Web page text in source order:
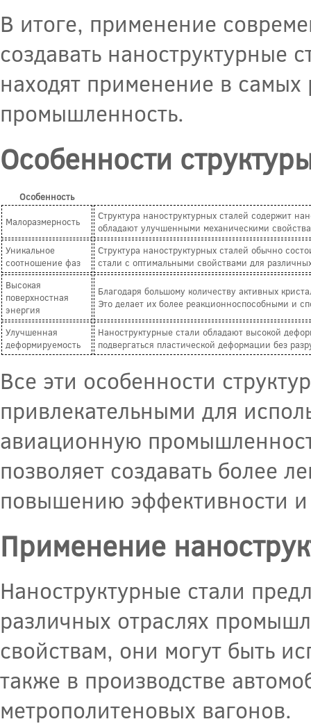
В итоге, применение
создавать наноструктурные
находят применение в
промышленность.
Особенности
Особенность
Малоразмерность
Структура наноструктурных сталей содержит
обладают улучшенными механическими
Уникальное
соотношение фаз
Структура наноструктурных сталей обычно
стали с оптимальными свойствами для
Высокая
поверхностная
энергия
Благодаря большому количеству активных
Это делает их более реакционноспособными и
Улучшенная
деформируемость
Наноструктурные стали обладают высокой
подвергаться пластической деформации без
Все эти особенности
привлекательными для
авиационную
позволяет создавать более
повышению эффективности
Применение
Наноструктурные стали
различных отраслях
свойствам, они могут быть
также в производстве
метрополитеновых вагонов.